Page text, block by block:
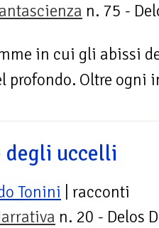
n. 75 -
in cui gli abissi
profondo. Oltre ogni
degli uccelli
Tonini | racconti
n. 20 - Delos